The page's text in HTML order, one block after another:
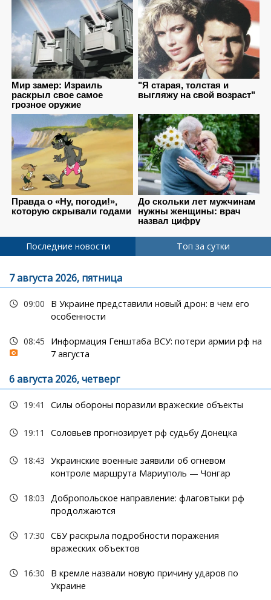
Последние новости Топ за сутки
7 августа 2026, пятница
09:00
В Украине представили новый дрон: в чем его
особенности
08:45
Информация Генштаба ВСУ: потери армии рф на
7 августа
6 августа 2026, четверг
19:41 Силы обороны поразили вражеские объекты
19:11 Соловьев прогнозирует рф судьбу Донецка
18:43 Украинские военные заявили об огневом
контроле маршрута Мариуполь — Чонгар
18:03
Добропольское направление: флаговтыки рф
продолжаются
17:30 СБУ раскрыла подробности поражения
вражеских объектов
16:30
В кремле назвали новую причину ударов по
Украине